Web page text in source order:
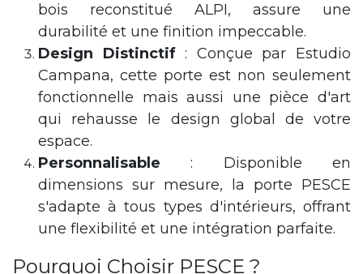
bois reconstitué ALPI, assure une
durabilité et une finition impeccable.
Design Distinctif : Conçue par Estudio
Campana, cette porte est non seulement
fonctionnelle mais aussi une pièce d'art
qui rehausse le design global de votre
espace.
Personnalisable
: Disponible en
dimensions sur mesure, la porte PESCE
s'adapte à tous types d'intérieurs, offrant
une flexibilité et une intégration parfaite.
Pourquoi Choisir PESCE ?